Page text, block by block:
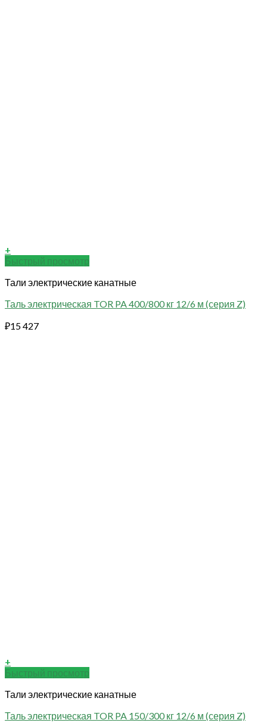
+
Быстрый просмотр
Тали электрические канатные
Таль электрическая TOR PA 400/800 кг 12/6 м (серия Z)
₽15 427
+
Быстрый просмотр
Тали электрические канатные
Таль электрическая TOR PA 150/300 кг 12/6 м (серия Z)